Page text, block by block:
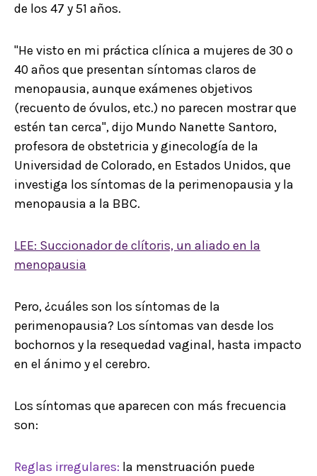
de los 47 y 51 años.
"He visto en mi práctica clínica a mujeres de 30 o
40 años que presentan síntomas claros de
menopausia, aunque exámenes objetivos
(recuento de óvulos, etc.) no parecen mostrar que
estén tan cerca", dijo Mundo Nanette Santoro,
profesora de obstetricia y ginecología de la
Universidad de Colorado, en Estados Unidos, que
investiga los síntomas de la perimenopausia y la
menopausia a la BBC.
LEE: Succionador de clítoris, un aliado en la
menopausia
Pero, ¿cuáles son los síntomas de la
perimenopausia? Los síntomas van desde los
bochornos y la resequedad vaginal, hasta impacto
en el ánimo y el cerebro.
Los síntomas que aparecen con más frecuencia
son:
Reglas irregulares: la menstruación puede